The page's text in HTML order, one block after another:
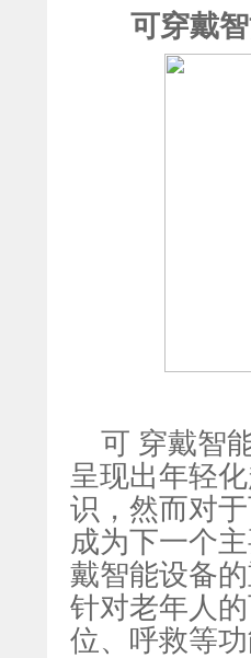
可穿戴
可 穿戴智
呈现出年轻
识，然而对
成为下一个
戴智能设备
针对老年人
位、呼救等